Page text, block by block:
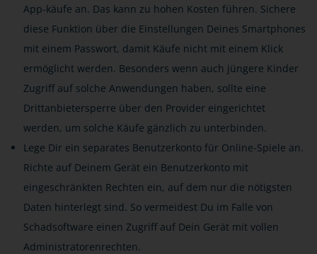
App-käufe an. Das kann zu hohen Kosten führen. Sichere
diese Funktion über die Einstellungen Deines Smartphones
mit einem Passwort, damit Käufe nicht mit einem Klick
ermöglicht werden. Besonders wenn auch jüngere Kinder
Zugriff auf solche Anwendungen haben, sollte eine
Drittanbietersperre über den Provider eingerichtet
werden, um solche Käufe gänzlich zu unterbinden.
Lege Dir ein separates Benutzerkonto für Online-Spiele an.
Richte auf Deinem Gerät ein Benutzerkonto mit
eingeschränkten Rechten ein, auf dem nur die nötigsten
Daten hinterlegt sind. So vermeidest Du im Falle von
Schadsoftware einen Zugriff auf Dein Gerät mit vollen
Administratorenrechten.